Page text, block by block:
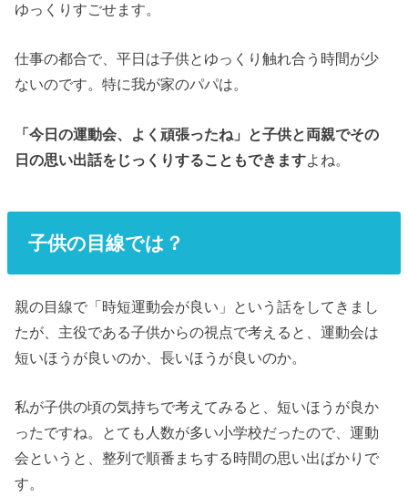
ゆっくりすごせます。
仕事の都合で、平日は子供とゆっくり触れ合う時間が少
ないのです。特に我が家のパパは。
「今日の運動会、よく頑張ったね」と子供と両親でその
日の思い出話をじっくりすることもできますよね。
子供の目線では？
親の目線で「時短運動会が良い」という話をしてきまし
たが、主役である子供からの視点で考えると、運動会は
短いほうが良いのか、長いほうが良いのか。
私が子供の頃の気持ちで考えてみると、短いほうが良か
ったですね。とても人数が多い小学校だったので、運動
会というと、整列で順番まちする時間の思い出ばかりで
す。